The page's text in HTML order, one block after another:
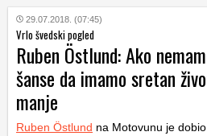
29.07.2018. (07:45)
Vrlo švedski pogled
Ruben Östlund: Ako
šanse da imamo sretan
manje
Ruben Östlund na Motovunu je